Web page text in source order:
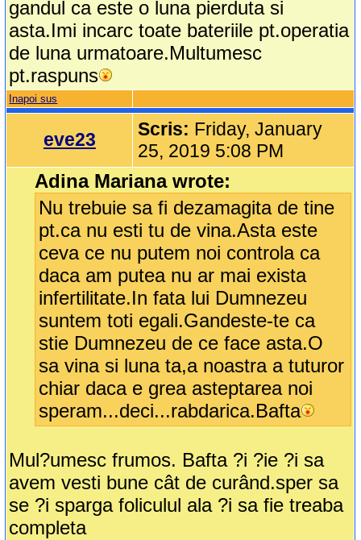
gandul ca este o luna pierduta si
asta.Imi incarc toate bateriile pt.operatia
de luna urmatoare.Multumesc
pt.raspuns
Inapoi sus
eve23 Scris: Friday, January
25, 2019 5:08 PM
Adina Mariana wrote:
Nu trebuie sa fi dezamagita de tine
pt.ca nu esti tu de vina.Asta este
ceva ce nu putem noi controla ca
daca am putea nu ar mai exista
infertilitate.In fata lui Dumnezeu
suntem toti egali.Gandeste-te ca
stie Dumnezeu de ce face asta.O
sa vina si luna ta,a noastra a tuturor
chiar daca e grea asteptarea noi
speram...deci...rabdarica.Bafta
Mul?umesc frumos. Bafta ?i ?ie ?i sa
avem vesti bune cât de curând.sper sa
se ?i sparga foliculul ala ?i sa fie treaba
completa